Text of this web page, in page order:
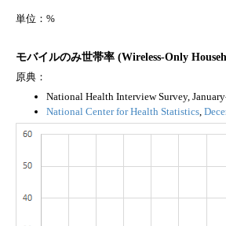
単位：%
モバイルのみ世帯率 (Wireless-Only
原典：
National Health Interview Survey,
National Center for Health Statistics